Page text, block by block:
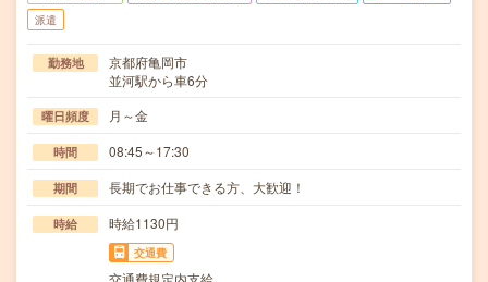
派遣
勤務地
京都府亀岡市
並河駅から車6分
曜日頻度 月～金
時間 08:45～17:30
期間 長期でお仕事できる方、大歓迎！
時給 時給1130円
交通費
交通費規定内支給